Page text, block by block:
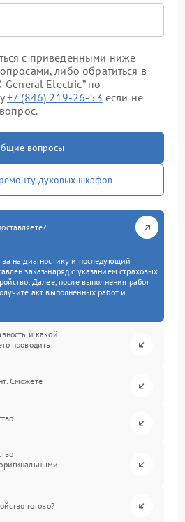
с приведенными ниже
либо обратиться в
General Electric” по
+7 (846) 219-26-53 если не
вопросы
духовых шкафов
на диагностику и последующий
заказ-наряд с указанием страховых
Далее, после выполнения работ
акт выполненных работ и
и какой
проводить
Сможете
готово?